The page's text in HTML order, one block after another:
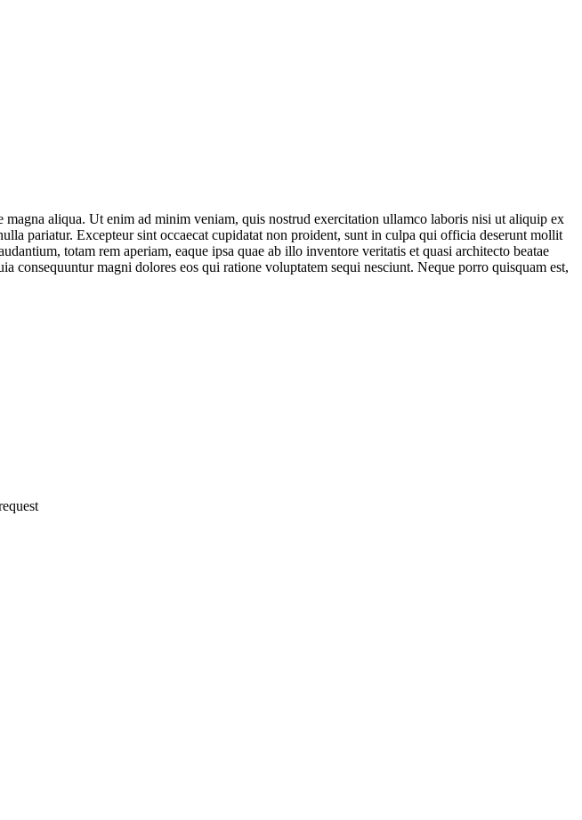
aliqua. Ut enim ad minim veniam, quis nostrud exercitation ullamco laboris nisi ut aliquip ex
pariatur. Excepteur sint occaecat cupidatat non proident, sunt in culpa qui officia deserunt mollit
totam rem aperiam, eaque ipsa quae ab illo inventore veritatis et quasi architecto beatae
magni dolores eos qui ratione voluptatem sequi nesciunt. Neque porro quisquam est,